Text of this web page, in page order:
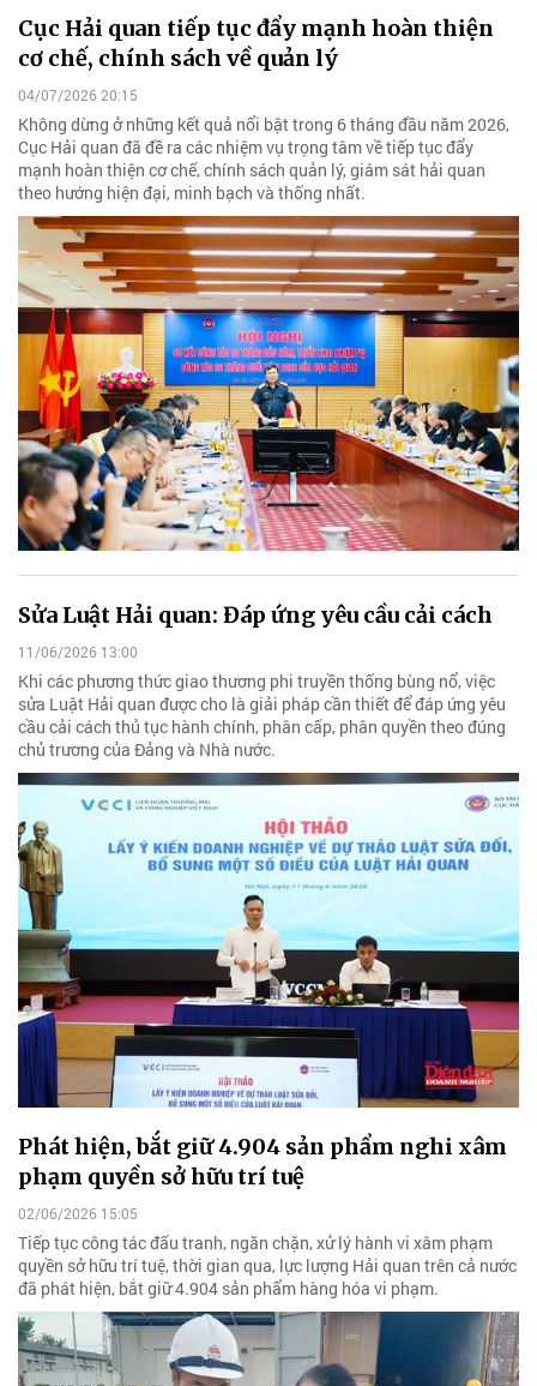
Cục Hải quan tiếp tục đẩy mạnh hoàn thiện
cơ chế, chính sách về quản lý
04/07/2026 20:15
Không dừng ở những kết quả nổi bật trong 6 tháng đầu năm 2026,
Cục Hải quan đã đề ra các nhiệm vụ trọng tâm về tiếp tục đẩy
mạnh hoàn thiện cơ chế, chính sách quản lý, giám sát hải quan
theo hướng hiện đại, minh bạch và thống nhất.
Sửa Luật Hải quan: Đáp ứng yêu cầu cải cách
11/06/2026 13:00
Khi các phương thức giao thương phi truyền thống bùng nổ, việc
sửa Luật Hải quan được cho là giải pháp cần thiết để đáp ứng yêu
cầu cải cách thủ tục hành chính, phân cấp, phân quyền theo đúng
chủ trương của Đảng và Nhà nước.
Phát hiện, bắt giữ 4.904 sản phẩm nghi xâm
phạm quyền sở hữu trí tuệ
02/06/2026 15:05
Tiếp tục công tác đấu tranh, ngăn chặn, xử lý hành vi xâm phạm
quyền sở hữu trí tuệ, thời gian qua, lực lượng Hải quan trên cả nước
đã phát hiện, bắt giữ 4.904 sản phẩm hàng hóa vi phạm.